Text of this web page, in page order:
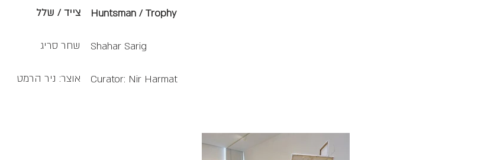
צייד / שלל
שחר סריג
אוצר: ניר הרמט
Huntsman / Trophy
Shahar Sarig
Curator: Nir Harmat